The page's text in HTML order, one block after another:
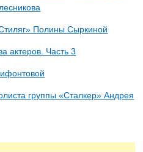
Полины Сыркиной
актеров. Часть 3
группы «Сталкер» Андрея